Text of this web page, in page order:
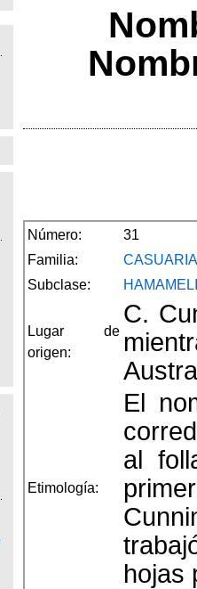
Número:
31
Familia:
Subclase:
Lugar de
origen:
C.
Etimología:
El
al
hojas